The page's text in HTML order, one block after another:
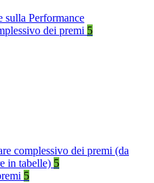
sulla Performance
dei premi 5
complessivo dei premi (da
in tabelle) 5
5